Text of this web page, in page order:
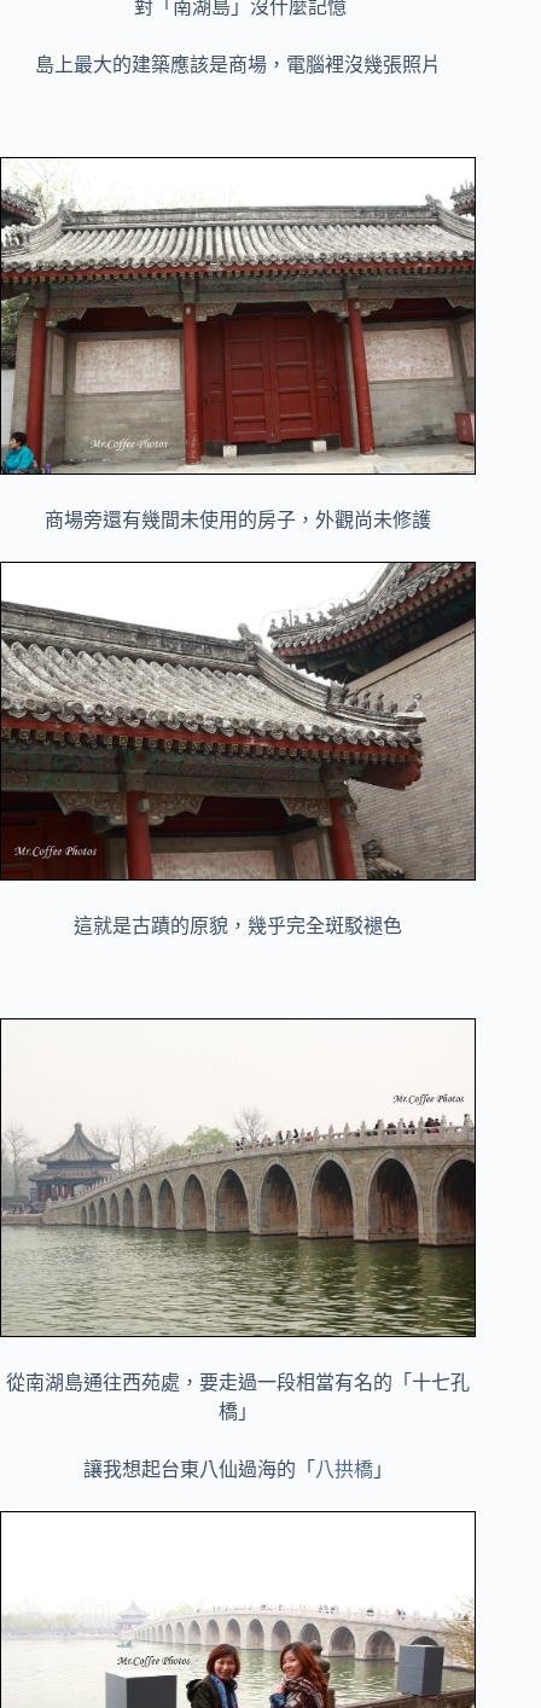
對「南湖島」沒什麼記憶
島上最大的建築應該是商場，電腦裡沒幾張照片
商場旁還有幾間未使用的房子，外觀尚未修護
這就是古蹟的原貌，幾乎完全斑駁褪色
從南湖島通往西苑處，要走過一段相當有名的「十七孔
橋」
讓我想起台東八仙過海的「 八拱橋 」